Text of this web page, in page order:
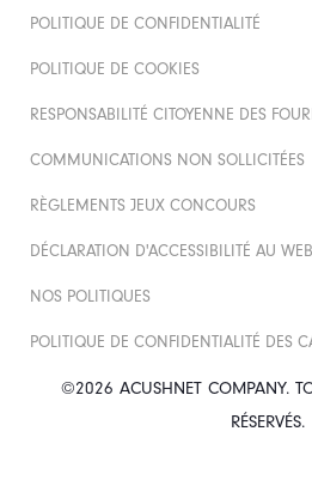
©2026 ACUSHNET COMPANY.
RÉSERVÉS.
POLITIQUE DE CONFIDENTIALITÉ
POLITIQUE DE COOKIES
RESPONSABILITÉ CITOYENNE DES
COMMUNICATIONS NON SOLLICITÉES
RÈGLEMENTS JEUX CONCOURS
DÉCLARATION D'ACCESSIBILITÉ AU WEB
NOS POLITIQUES
POLITIQUE DE CONFIDENTIALITÉ DES